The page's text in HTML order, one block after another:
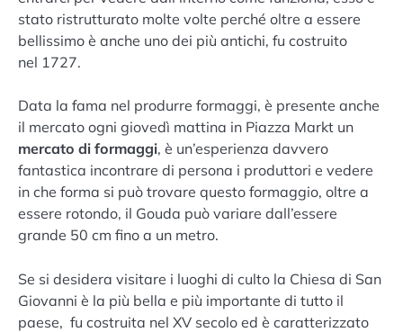
stato ristrutturato molte volte perché oltre a essere
bellissimo è anche uno dei più antichi, fu costruito
nel 1727.
Data la fama nel produrre formaggi, è presente anche
il mercato ogni giovedì mattina in Piazza Markt un
mercato di formaggi, è un’esperienza davvero
fantastica incontrare di persona i produttori e vedere
in che forma si può trovare questo formaggio, oltre a
essere rotondo, il Gouda può variare dall’essere
grande 50 cm fino a un metro.
Se si desidera visitare i luoghi di culto la Chiesa di San
Giovanni è la più bella e più importante di tutto il
paese, fu costruita nel XV secolo ed è caratterizzato